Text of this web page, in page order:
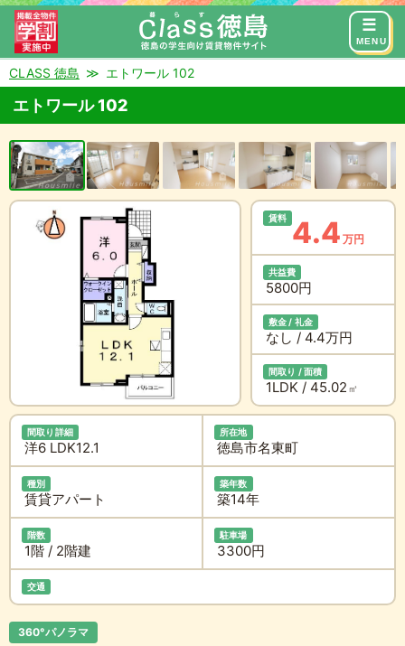
MENU
来店予約 お問い合わせ
CLASS 徳島 エトワール 102
エトワール 102
賃料 4.4 万円
共益費
5800円
敷金 / 礼金
なし / 4.4万円
間取り / 面積
1LDK / 45.02 ㎡
間取り詳細
洋6 LDK12.1
所在地
徳島市名東町
種別
賃貸アパート
築年数
築14年
階数
1階 / 2階建
駐車場
3300円
交通
360°パノラマ